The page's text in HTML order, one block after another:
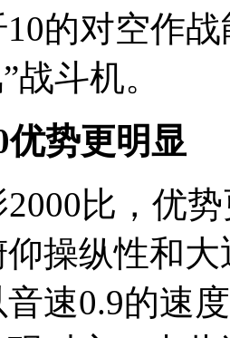
的对空作
战斗机。
优势更明显
比，优
操纵性和
速0.9的速